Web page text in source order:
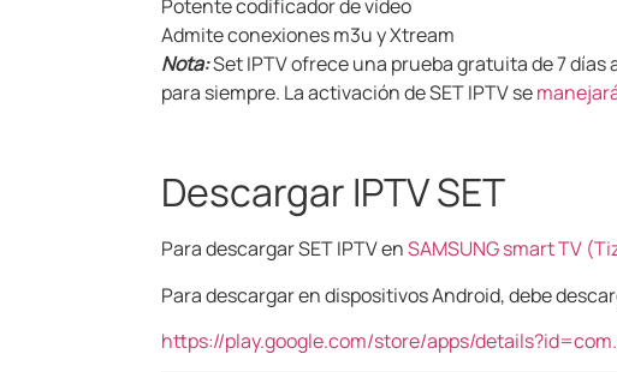
Potente codificador de vídeo
Admite conexiones m3u y Xtream
Nota:Set IPTV ofrece una prueba gratuita de 7
para siempre. La activación de SET IPTV se
Descargar IPTV SET
Para descargar SET IPTV enSAMSUNG smart TV
Para descargar en dispositivos Android, debe
https://play.google.com/store/apps/